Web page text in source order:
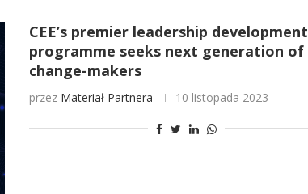
CEE’s premier leadership development
programme seeks next generation of
change-makers
przez Materiał Partnera 10 listopada 2023